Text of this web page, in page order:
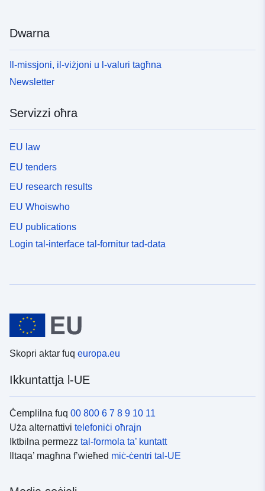
Dwarna
Il-missjoni, il-viżjoni u l-valuri tagħna
Newsletter
Servizzi oħra
EU law
EU tenders
EU research results
EU Whoiswho
EU publications
Login tal-interface tal-fornitur tad-data
Skopri aktar fuq europa.eu
Ikkuntattja l-UE
Ċemplilna fuq 00 800 6 7 8 9 10 11
Uża alternattivi telefoniċi oħrajn
Iktbilna permezz tal-formola ta’ kuntatt
Iltaqa’ magħna f’wieħed miċ-ċentri tal-UE